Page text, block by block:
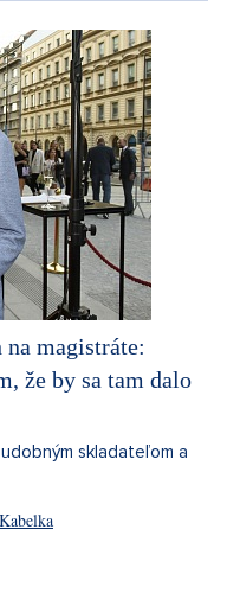
na magistráte:
že by sa tam dalo
skladateľom a